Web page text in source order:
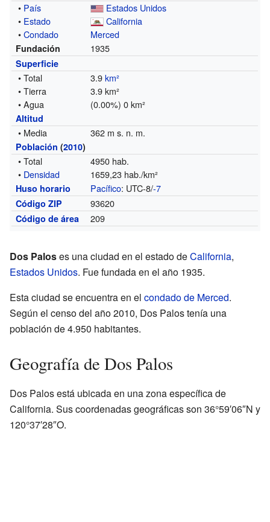
• País
Estados Unidos
• Estado
California
•Condado Merced
Fundación 1935
Superficie
• Total 3.9km²
• Tierra
3.9 km²
• Agua
(0.00%) 0 km²
Altitud
• Media 362 m s. n. m.
Población (2010)
• Total
4950 hab.
• Densidad 1659,23 hab./km²
Huso horario Pacífico: UTC-8/-7
Código ZIP 93620
Código de área 209
Dos Paloses una ciudad en el estado deCalifornia,
Estados Unidos. Fue fundada en el año 1935.
Esta ciudad se encuentra en el condado de Merced.
Según el censo del año 2010, Dos Palos tenía una
población de 4.950 habitantes.
Geografía de Dos Palos
Dos Palos está ubicada en una zona específica de
California. Sus coordenadas geográficas son 36°59′06″N y
120°37′28″O.